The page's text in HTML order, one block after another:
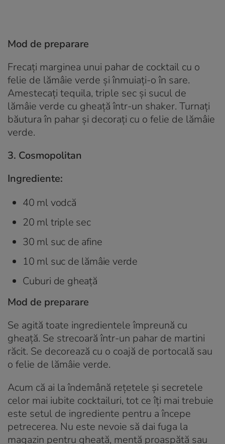
Mod de preparare
Frecați marginea unui pahar de cocktail cu o
felie de lămâie verde și înmuiați-o în sare.
Amestecați tequila, triple sec și sucul de
lămâie verde cu gheață într-un shaker. Turnați
băutura în pahar și decorați cu o felie de lămâie
verde.
3. Cosmopolitan
Ingrediente:
40 ml vodcă
20 ml triple sec
30 ml suc de afine
10 ml suc de lămâie verde
Cuburi de gheață
Mod de preparare
Se agită toate ingredientele împreună cu
gheață. Se strecoară într-un pahar de martini
răcit. Se decorează cu o coajă de portocală sau
o felie de lămâie verde.
Acum că ai la îndemână rețetele și secretele
celor mai iubite cocktailuri, tot ce îți mai trebuie
este setul de ingrediente pentru a începe
petrecerea. Nu este nevoie să dai fuga la
magazin pentru gheață, mentă proaspătă sau